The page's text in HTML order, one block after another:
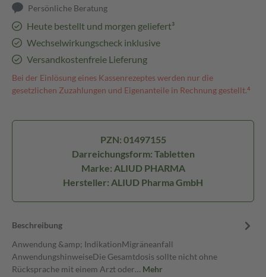
Persönliche Beratung
Heute bestellt und morgen geliefert³
Wechselwirkungscheck inklusive
Versandkostenfreie Lieferung
Bei der Einlösung eines Kassenrezeptes werden nur die
gesetzlichen Zuzahlungen und Eigenanteile in Rechnung gestellt.⁴
PZN: 01497155
Darreichungsform: Tabletten
Marke: ALIUD PHARMA
Hersteller: ALIUD Pharma GmbH
Beschreibung
Anwendung &amp; IndikationMigräneanfall
AnwendungshinweiseDie Gesamtdosis sollte nicht ohne
Rücksprache mit einem Arzt oder… Mehr